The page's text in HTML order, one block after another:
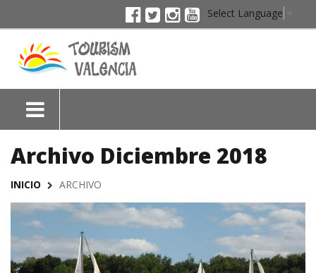
Select Language
Archivo Diciembre 2018
INICIO ARCHIVO